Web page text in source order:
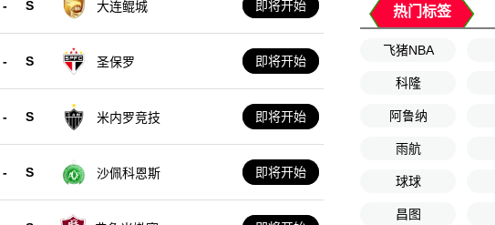
- S 大连鲲城 即将开始
- S 圣保罗 即将开始
- S 米内罗竞技 即将开始
- S 沙佩科恩斯 即将开始
热门标签
飞猪NBA
科隆
阿鲁纳
雨航
球球
昌图